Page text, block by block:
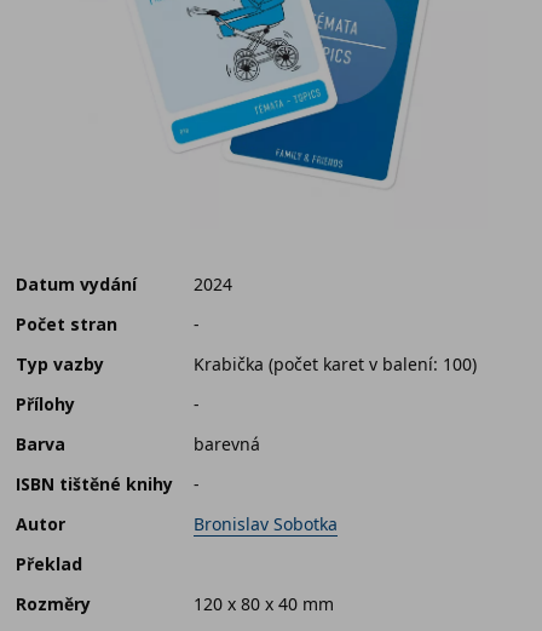
Datum vydání
2024
Počet stran
-
Typ vazby
Krabička (počet karet v balení: 100)
Přílohy
-
Barva
barevná
ISBN tištěné knihy
-
Autor
Bronislav Sobotka
Překlad
Rozměry
120 x 80 x 40 mm